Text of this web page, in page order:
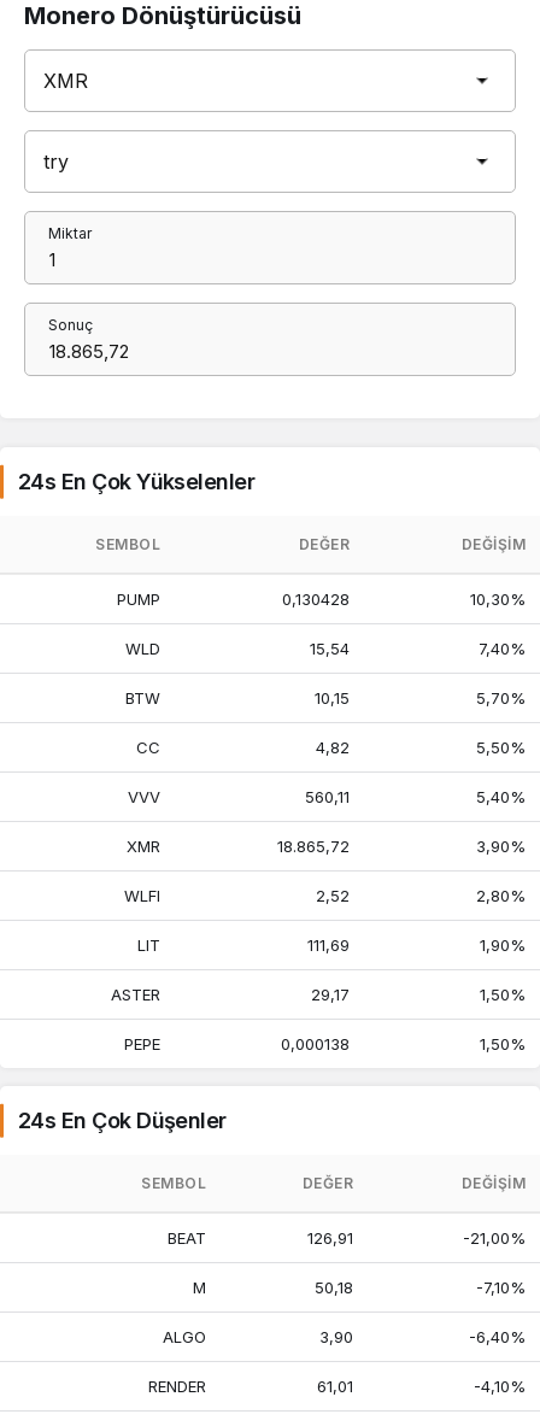
Monero Dönüştürücüsü
Miktar
Sonuç
24s En Çok Yükselenler
SEMBOL DEĞER DEĞIŞIM
PUMP 0,130428 10,30%
WLD 15,54 7,40%
BTW 10,15 5,70%
CC 4,82 5,50%
VVV 560,11 5,40%
XMR 18.865,72 3,90%
WLFI 2,52 2,80%
LIT 111,69 1,90%
ASTER 29,17 1,50%
PEPE 0,000138 1,50%
24s En Çok Düşenler
SEMBOL DEĞER DEĞIŞIM
BEAT 126,91 -21,00%
M 50,18 -7,10%
ALGO 3,90 -6,40%
RENDER 61,01 -4,10%